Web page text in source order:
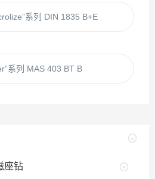
系列 DIN 1835 B+E
系列 MAS 403 BT B
座钻